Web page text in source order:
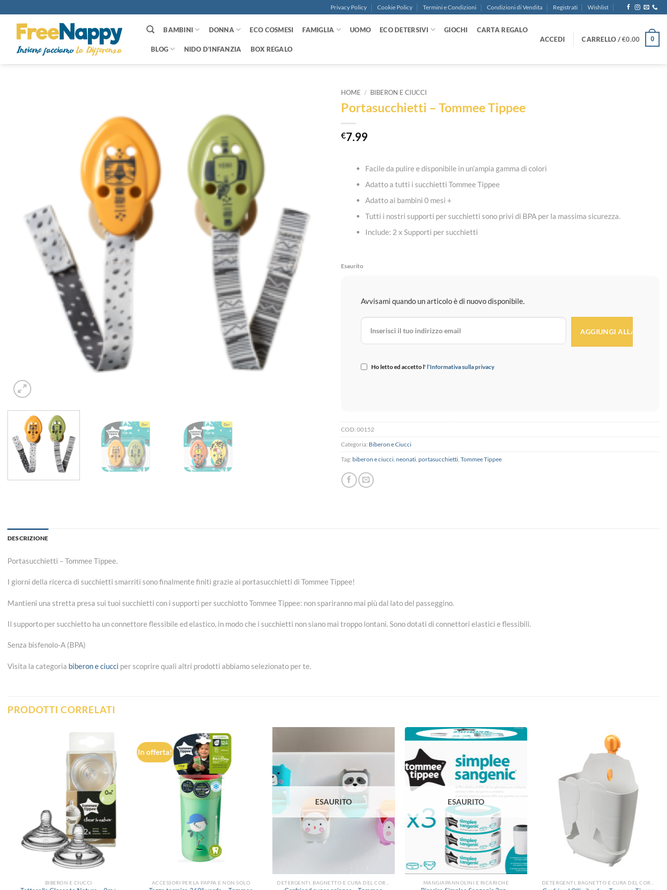
ai
contenuti
Privacy Policy Cookie Policy Termini e Condizioni Condizioni di Vendita Registrati Wishlist
BAMBINI DONNA ECO COSMESI FAMIGLIA UOMO ECO DETERSIVI GIOCHI CARTA REGALO
BLOG NIDO D’INFANZIA BOX REGALO
ACCEDI CARRELLO /€0.00 0
HOME / BIBERON E CIUCCI
Portasucchietti – Tommee Tippee
€7.99
Facile da pulire e disponibile in un’ampia gamma di colori
Adatto a tutti i succhietti Tommee Tippee
Adatto ai bambini 0 mesi +
Tutti i nostri supporti per succhietti sono privi di BPA per la massima sicurezza.
Include: 2 x Supporti per succhietti
Esaurito
Avvisami quando un articolo è di nuovo disponibile.
Ho letto ed accetto l' l’Informativa sulla privacy
COD: 00152
Categoria: Biberon e Ciucci
Tag: biberon e ciucci, neonati, portasucchietti, Tommee Tippee
DESCRIZIONE
Portasucchietti – Tommee Tippee.
I giorni della ricerca di succhietti smarriti sono finalmente finiti grazie ai portasucchietti di Tommee Tippee!
Mantieni una stretta presa sui tuoi succhietti con i supporti per succhiotto Tommee Tippee: non spariranno mai più dal lato del passeggino.
Il supporto per succhietto ha un connettore flessibile ed elastico, in modo che i succhietti non siano mai troppo lontani. Sono dotati di connettori elastici e flessibili.
Senza bisfenolo-A (BPA)
Visita la categoria biberon e ciucci per scoprire quali altri prodotti abbiamo selezionato per te.
PRODOTTI CORRELATI
Aggiungi
alla lista
dei
desideri
BIBERON E CIUCCI
In offerta!
ACCESSORI PER LA PAPPA E NON SOLO
Aggiungi
desideri
ESAURITO
alla lista
dei
desideri
ESAURITO
MANGIAPANNOLINI E RICARICHE
desideri